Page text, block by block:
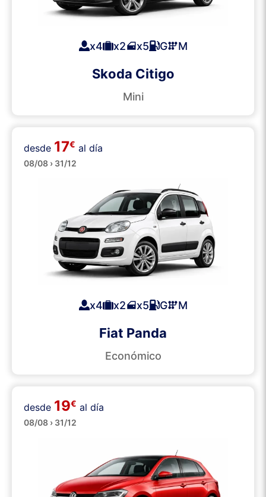
x4 x2 x5 G M
Skoda Citigo
Mini
Pequeños
desde 17€ al día
08/08 › 31/12
x4 x2 x5 G M
Fiat Panda
Económico
Medianos
desde 19€ al día
08/08 › 31/12